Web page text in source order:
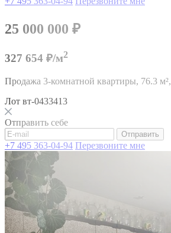
25 000 000 ₽
327 654 ₽/м2
Продажа 3-комнатной квартиры, 76.3 м²,
Лот вт-0433413
Отправить себе
Отправить
+7 495 363-04-94 Перезвоните мне